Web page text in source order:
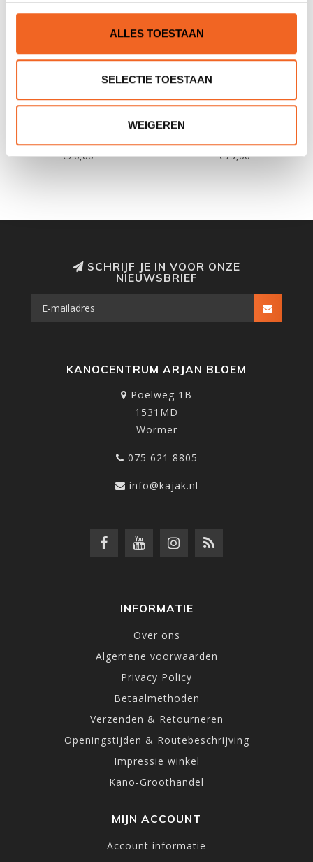
ALLES TOESTAAN
SELECTIE TOESTAAN
WEIGEREN
JANTEX HORLOGEHOUDER
€20,00
NELO MARATHON MET
€75,00
SCHRIJF JE IN VOOR ONZE
NIEUWSBRIEF
KANOCENTRUM ARJAN BLOEM
Poelweg 1B
1531MD
Wormer
075 621 8805
info@kajak.nl
INFORMATIE
Over ons
Algemene voorwaarden
Privacy Policy
Betaalmethoden
Verzenden & Retourneren
Openingstijden & Routebeschrijving
Impressie winkel
Kano-Groothandel
MIJN ACCOUNT
Account informatie